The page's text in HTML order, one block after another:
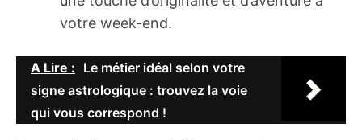
votre week-end.
A Lire : Le métier idéal selon votre
signe astrologique : trouvez la voie
qui vous correspond !